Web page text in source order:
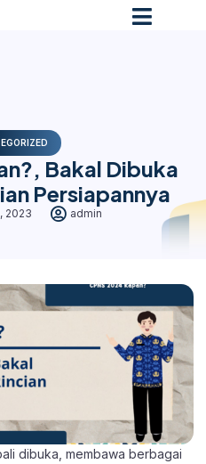
Bakal Dibuka
Persiapannya
2023 admin
dibuka, membawa berbagai